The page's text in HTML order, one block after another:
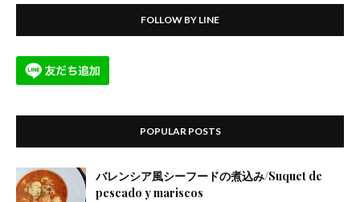
FOLLOW BY LINE
POPULAR POSTS
バレンシア風シーフードの煮込み/Suquet de
pescado y mariscos